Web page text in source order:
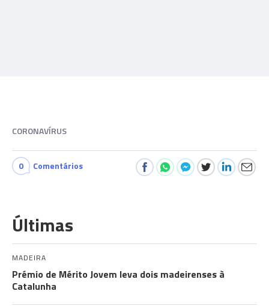
CORONAVÍRUS
0 Comentários
Últimas
MADEIRA
Prémio de Mérito Jovem leva dois madeirenses à
Catalunha